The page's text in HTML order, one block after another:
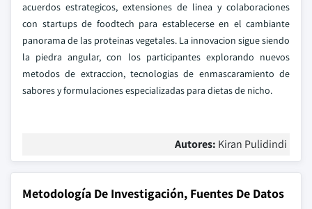
acuerdos estrategicos, extensiones de linea y colaboraciones
con startups de foodtech para establecerse en el cambiante
panorama de las proteinas vegetales. La innovacion sigue siendo
la piedra angular, con los participantes explorando nuevos
metodos de extraccion, tecnologias de enmascaramiento de
sabores y formulaciones especializadas para dietas de nicho.
Autores: Kiran Pulidindi
Metodología De Investigación, Fuentes De Datos